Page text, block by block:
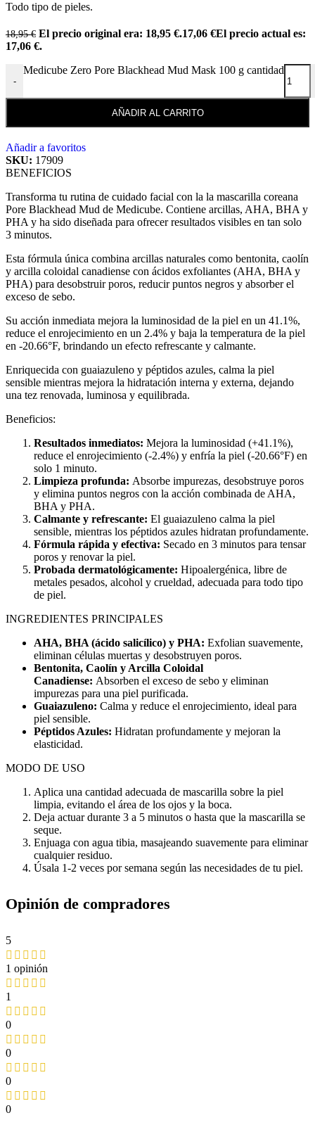
Todo tipo de pieles.
18,95€ El precio original era: 18,95 €.17,06 €El precio actual es:
17,06 €.
-
Medicube Zero Pore Blackhead Mud Mask 100 g cantidad
AÑADIR AL CARRITO
Añadir a favoritos
SKU: 17909
BENEFICIOS
Transforma tu rutina de cuidado facial con la la mascarilla coreana
Pore Blackhead Mud de Medicube. Contiene arcillas, AHA, BHA y
PHA y ha sido diseñada para ofrecer resultados visibles en tan solo
3 minutos.
Esta fórmula única combina arcillas naturales como bentonita, caolín
y arcilla coloidal canadiense con ácidos exfoliantes (AHA, BHA y
PHA) para desobstruir poros, reducir puntos negros y absorber el
exceso de sebo.
Su acción inmediata mejora la luminosidad de la piel en un 41.1%,
reduce el enrojecimiento en un 2.4% y baja la temperatura de la piel
en -20.66°F, brindando un efecto refrescante y calmante.
Enriquecida con guaiazuleno y péptidos azules, calma la piel
sensible mientras mejora la hidratación interna y externa, dejando
una tez renovada, luminosa y equilibrada.
Beneficios:
Resultados inmediatos: Mejora la luminosidad (+41.1%),
reduce el enrojecimiento (-2.4%) y enfría la piel (-20.66°F) en
solo 1 minuto.
Limpieza profunda: Absorbe impurezas, desobstruye poros
y elimina puntos negros con la acción combinada de AHA,
BHA y PHA.
Calmante y refrescante: El guaiazuleno calma la piel
sensible, mientras los péptidos azules hidratan profundamente.
Fórmula rápida y efectiva: Secado en 3 minutos para tensar
poros y renovar la piel.
Probada dermatológicamente: Hipoalergénica, libre de
metales pesados, alcohol y crueldad, adecuada para todo tipo
de piel.
INGREDIENTES PRINCIPALES
AHA, BHA (ácido salicílico) y PHA: Exfolian suavemente,
eliminan células muertas y desobstruyen poros.
Bentonita, Caolín y Arcilla Coloidal
Canadiense: Absorben el exceso de sebo y eliminan
impurezas para una piel purificada.
Guaiazuleno: Calma y reduce el enrojecimiento, ideal para
piel sensible.
Péptidos Azules: Hidratan profundamente y mejoran la
elasticidad.
MODO DE USO
Aplica una cantidad adecuada de mascarilla sobre la piel
limpia, evitando el área de los ojos y la boca.
Deja actuar durante 3 a 5 minutos o hasta que la mascarilla se
seque.
Enjuaga con agua tibia, masajeando suavemente para eliminar
cualquier residuo.
Úsala 1-2 veces por semana según las necesidades de tu piel.
Opinión de compradores
5
1 opinión
1
0
0
0
0